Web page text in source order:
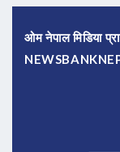
ओम नेपाल मिडिया प्रा